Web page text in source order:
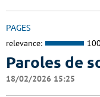
PAGES
relevance:
Paroles de
18/02/2026 15:25